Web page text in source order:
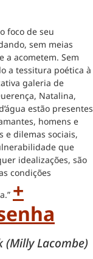
foco de seu
sem meias
a acometem. Sem
a tessitura poética à
galeria de
Natalina,
estão presentes
homens e
e dilemas sociais,
que
idealizações, são
condições
+
(Milly Lacombe)